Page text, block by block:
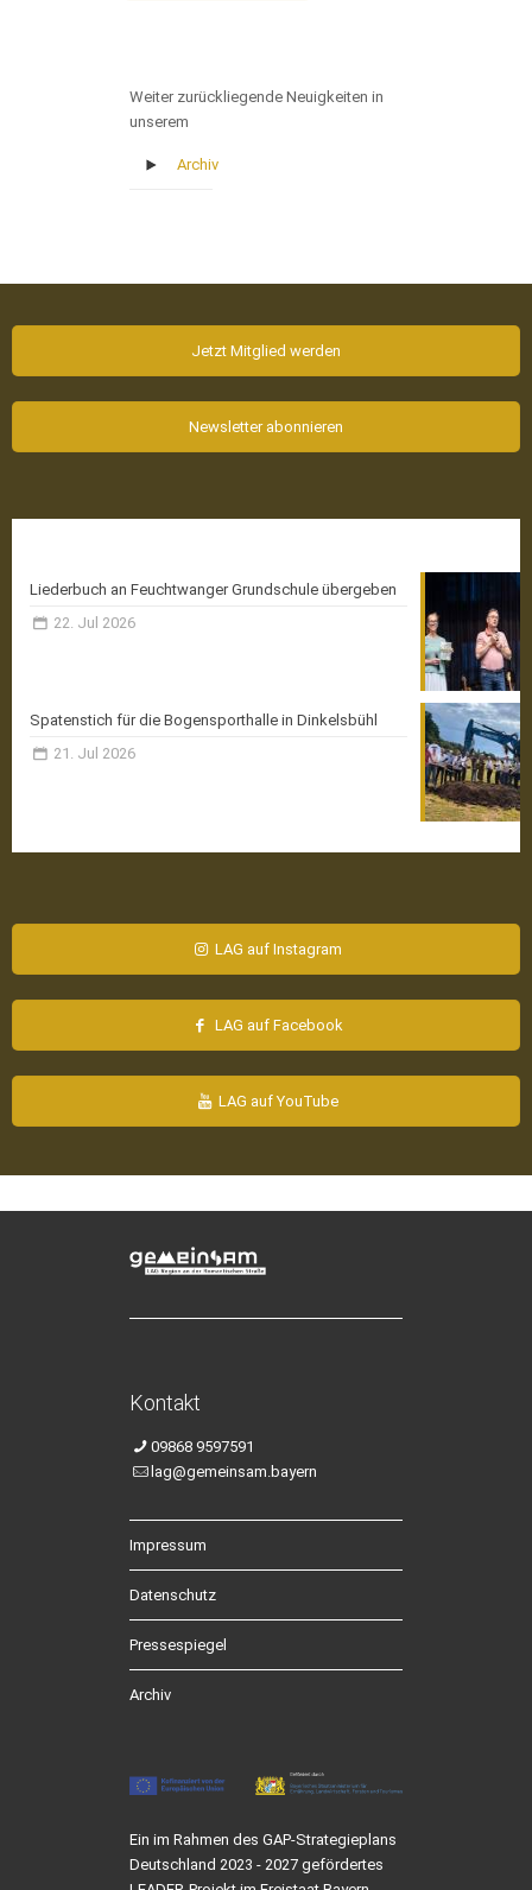
Weiter zurückliegende Neuigkeiten in
unserem
Archiv
Jetzt Mitglied werden
Newsletter abonnieren
Liederbuch an Feuchtwanger Grundschule übergeben
22. Jul 2026
Spatenstich für die Bogensporthalle in Dinkelsbühl
21. Jul 2026
LAG auf Instagram
LAG auf Facebook
LAG auf YouTube
Kontakt
09868 9597591
lag@gemeinsam.bayern
Impressum
Datenschutz
Pressespiegel
Archiv
Ein im Rahmen des GAP-Strategieplans
Deutschland 2023 - 2027 gefördertes